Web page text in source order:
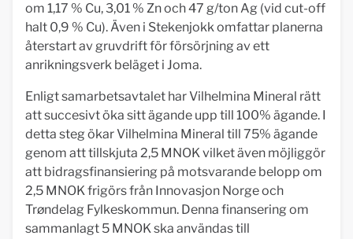
om 1,17 % Cu, 3,01 % Zn och 47 g/ton Ag (vid cut-off
halt 0,9 % Cu). Även i Stekenjokk omfattar planerna
återstart av gruvdrift för försörjning av ett
anrikningsverk beläget i Joma.
Enligt samarbetsavtalet har Vilhelmina Mineral rätt
att succesivt öka sitt ägande upp till 100% ägande. I
detta steg ökar Vilhelmina Mineral till 75% ägande
genom att tillskjuta 2,5 MNOK vilket även möjliggör
att bidragsfinansiering på motsvarande belopp om
2,5 MNOK frigörs från Innovasjon Norge och
Trøndelag Fylkeskommun. Denna finansering om
sammanlagt 5 MNOK ska användas till